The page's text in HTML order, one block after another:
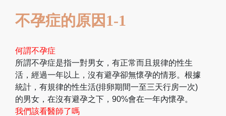
不孕症的原因1-1
何謂不孕症
所謂不孕症是指一對男女，有正常而且規律的性生
活，經過一年以上，沒有避孕卻無懷孕的情形。根據
統計，有規律的性生活(排卵期間一至三天行房一次)
的男女，在沒有避孕之下，90%會在一年內懷孕。
我們該看醫師了嗎